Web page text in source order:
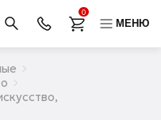
0
МЕНЮ